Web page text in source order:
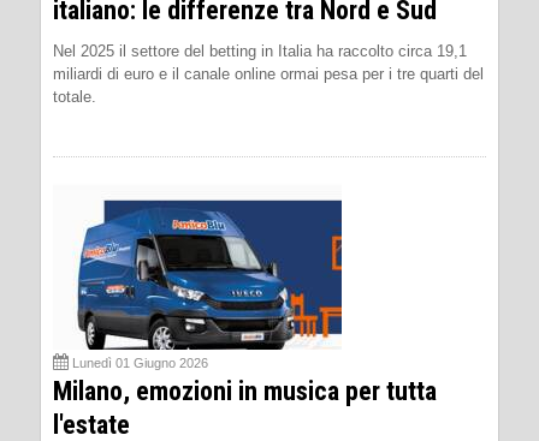
italiano: le differenze tra Nord e Sud
Nel 2025 il settore del betting in Italia ha raccolto circa 19,1
miliardi di euro e il canale online ormai pesa per i tre quarti del
totale.
Lunedì 01 Giugno 2026
Milano, emozioni in musica per tutta
l'estate